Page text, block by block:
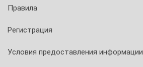
Правила
Регистрация
Условия предоставления информации